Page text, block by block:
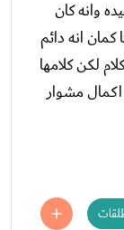
وانه كان متزوج عرفي من 26 سيده وانه كان
انه دائم
لكن كلامها
مشوار